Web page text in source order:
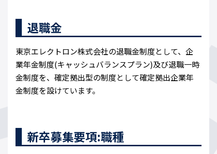
退職金
東京エレクトロン株式会社の退職金制度として、企
業年金制度(キャッシュバランスプラン)及び退職一時
金制度を、確定拠出型の制度として確定拠出企業年
金制度を設けています。
新卒募集要項:職種